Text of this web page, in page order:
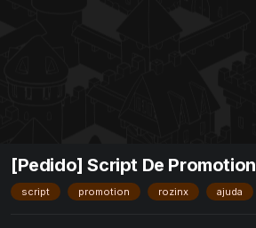
[Pedido] Script De Promotion
script promotion rozinx ajuda